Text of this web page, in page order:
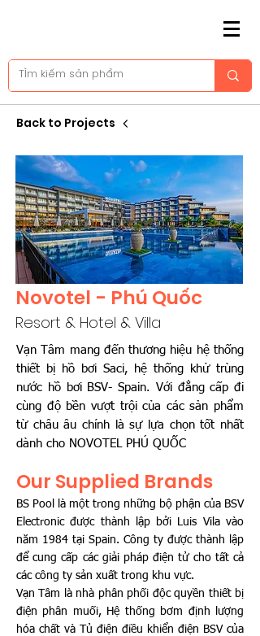
Back to Projects
Novotel - Phú Quốc
Resort & Hotel & Villa
Vạn Tâm mang đến thương hiệu hệ thống
thiết bị hồ bơi Saci, hệ thống khử trùng
nước hồ bơi BSV- Spain. Với đẳng cấp đi
cùng độ bền vượt trội của các sản phẩm
từ châu âu chính là sự lựa chọn tốt nhất
dành cho NOVOTEL PHÚ QUỐC
Our Supplied Brands
BS Pool là một trong những bộ phận của BSV
Electronic được thành lập bởi Luis Vila vào
năm 1984 tại Spain. Công ty được thành lập
để cung cấp các giải pháp điện tử cho tất cả
các công ty sản xuất trong khu vực.
Vạn Tâm là nhà phân phối độc quyền thiết bị
điện phân muối, Hệ thống bơm định lượng
hóa chất và Tủ điện điều khiển điện BSV của